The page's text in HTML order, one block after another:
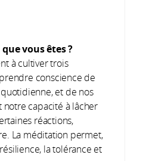
vous êtes ?
à cultiver trois
conscience de
et de nos
notre capacité à lâcher
réactions,
La méditation permet,
la tolérance et